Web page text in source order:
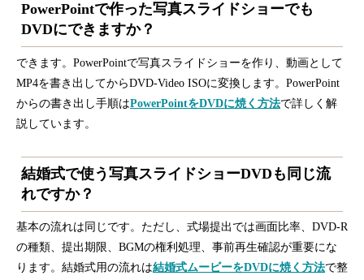
PowerPointで作った写真スライドショーでも
DVDにできますか？
できます。PowerPointで写真スライドショーを作り、動画として
MP4を書き出してからDVD-Video ISOに変換します。PowerPoint
からの書き出し手順はPowerPointをDVDに焼く方法で詳しく解
説しています。
結婚式で使う写真スライドショーDVDも同じ流
れですか？
基本の流れは同じです。ただし、式場提出では画面比率、DVD-R
の種類、提出期限、BGMの権利処理、事前再生確認が重要にな
ります。結婚式用の流れは結婚式ムービーをDVDに焼く方法で整